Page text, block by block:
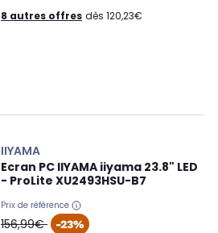
8 autres offres dès 120,23€
IIYAMA
Ecran PC IIYAMA iiyama 23.8" LED
- ProLite XU2493HSU-B7
Prix de référence
oldPrice
156,99€ -23%